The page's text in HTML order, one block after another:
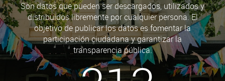
Son datos que pueden ser descargados, utilizados y
distribuidos libremente por cualquier persona. El
objetivo de publicar los datos es fomentar la
participación ciudadana y garantizar la
transparencia pública.